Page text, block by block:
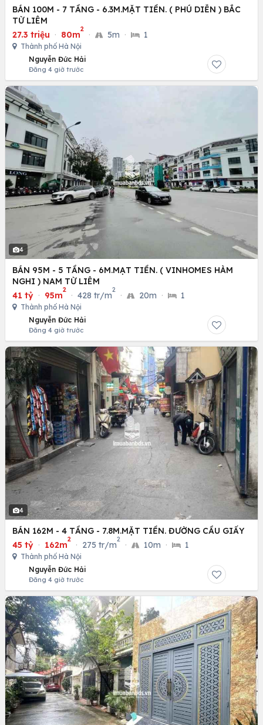
BÁN 100M - 7 TẦNG - 6.3M.MẶT TIỀN. ( PHÚ DIỄN ) BẮC
TỪ LIÊM
27.3 triệu · 80m
2
· 5m · 1
Thành phố Hà Nội
Nguyễn Đức Hải
Đăng 4 giờ trước
4
BÁN 95M - 5 TẦNG - 6M.MẠT TIỀN. ( VINHOMES HÀM
NGHI ) NAM TỪ LIÊM
41 tỷ · 95m
2
· 428 tr/m
2
· 20m · 1
Thành phố Hà Nội
Nguyễn Đức Hải
Đăng 4 giờ trước
4
BÁN 162M - 4 TẦNG - 7.8M.MẶT TIỀN. ĐƯỜNG CẦU GIẤY
45 tỷ · 162m
2
· 275 tr/m
2
· 10m · 1
Thành phố Hà Nội
Nguyễn Đức Hải
Đăng 4 giờ trước